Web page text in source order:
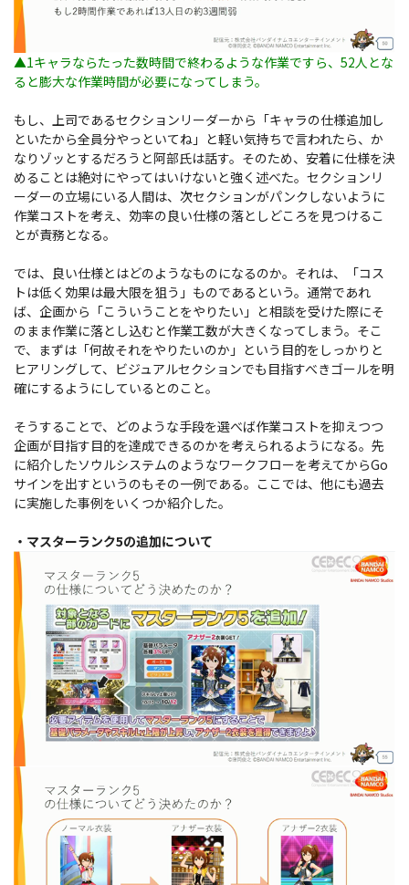
▲1キャラならたった数時間で終わるような作業ですら、52人とな
ると膨大な作業時間が必要になってしまう。
もし、上司であるセクションリーダーから「キャラの仕様追加し
といたから全員分やっといてね」と軽い気持ちで言われたら、か
なりゾッとするだろうと阿部氏は話す。そのため、安着に仕様を決
めることは絶対にやってはいけないと強く述べた。セクションリ
ーダーの立場にいる人間は、次セクションがパンクしないように
作業コストを考え、効率の良い仕様の落としどころを見つけるこ
とが責務となる。
では、良い仕様とはどのようなものになるのか。それは、「コス
トは低く効果は最大限を狙う」ものであるという。通常であれ
ば、企画から「こういうことをやりたい」と相談を受けた際にそ
のまま作業に落とし込むと作業工数が大きくなってしまう。そこ
で、まずは「何故それをやりたいのか」という目的をしっかりと
ヒアリングして、ビジュアルセクションでも目指すべきゴールを明
確にするようにしているとのこと。
そうすることで、どのような手段を選べば作業コストを抑えつつ
企画が目指す目的を達成できるのかを考えられるようになる。先
に紹介したソウルシステムのようなワークフローを考えてからGo
サインを出すというのもその一例である。ここでは、他にも過去
に実施した事例をいくつか紹介した。
・マスターランク5の追加について